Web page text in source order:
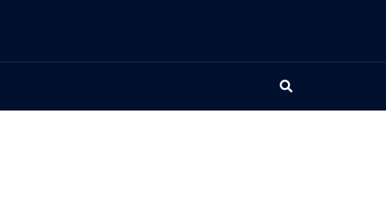
Suche